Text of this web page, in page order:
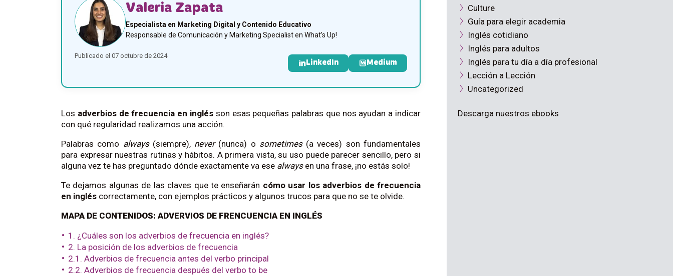
Valeria Zapata
Especialista en Marketing Digital y Contenido Educativo
Responsable de Comunicación y Marketing Specialist en What’s Up!
Publicado el 07 octubre de 2024
LinkedIn Medium
Los adverbios de frecuencia en inglésson esas pequeñas palabras que nos ayudan a indicar
con qué regularidad realizamos una acción.
Palabras como always(siempre), never(nunca) o sometimes(a veces) son fundamentales
para expresar nuestras rutinas y hábitos. A primera vista, su uso puede parecer sencillo, pero si
alguna vez te has preguntado dónde exactamente va ese alwaysen una frase, ¡no estás solo!
Te dejamos algunas de las claves que te enseñarán cómo usar los adverbios de frecuencia
en inglés correctamente, con ejemplos prácticos y algunos trucos para que no se te olvide.
MAPA DE CONTENIDOS: ADVERVIOS DE FRENCUENCIA EN INGLÉS
1. ¿Cuáles son los adverbios de frecuencia en inglés?
2. La posición de los adverbios de frecuencia
2.1. Adverbios de frecuencia antes del verbo principal
2.2. Adverbios de frecuencia después del verbo to be
Culture
Guía para elegir academia
Inglés cotidiano
Inglés para adultos
Inglés para tu día a día profesional
Lección a Lección
Uncategorized
Descarga nuestros ebooks